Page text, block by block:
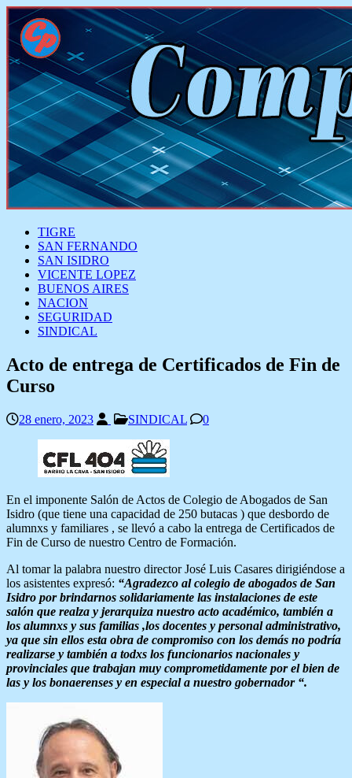
TIGRE
SAN FERNANDO
SAN ISIDRO
VICENTE LOPEZ
BUENOS AIRES
NACION
SEGURIDAD
SINDICAL
Acto de entrega de Certificados de Fin de
Curso
28 enero, 2023 SINDICAL 0
En el imponente Salón de Actos de Colegio de Abogados de San
Isidro (que tiene una capacidad de 250 butacas ) que desbordo de
alumnxs y familiares , se llevó a cabo la entrega de Certificados de
Fin de Curso de nuestro Centro de Formación.
Al tomar la palabra nuestro director José Luis Casares dirigiéndose a
los asistentes expresó: “Agradezco al colegio de abogados de San
Isidro por brindarnos solidariamente las instalaciones de este
salón que realza y jerarquiza nuestro acto académico, también a
los alumnxs y sus familias ,los docentes y personal administrativo,
ya que sin ellos esta obra de compromiso con los demás no podría
realizarse y también a todxs los funcionarios nacionales y
provinciales que trabajan muy comprometidamente por el bien de
las y los bonaerenses y en especial a nuestro gobernador “.